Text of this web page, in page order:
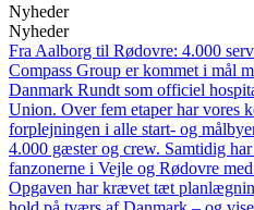
Email
Nyheder
Nyheder
Fra Aalborg til Rødovre: 4.000
Compass Group er kommet i mål
Danmark Rundt som officiel
Union. Over fem etaper har vores
forplejningen i alle start- og
4.000 gæster og crew. Samtidig
fanzonerne i Vejle og Rødovre
Opgaven har krævet tæt